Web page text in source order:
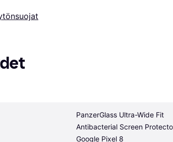
PanzerGlass Ultra-Wide Fit
Antibacterial Screen
Google Pixel 8